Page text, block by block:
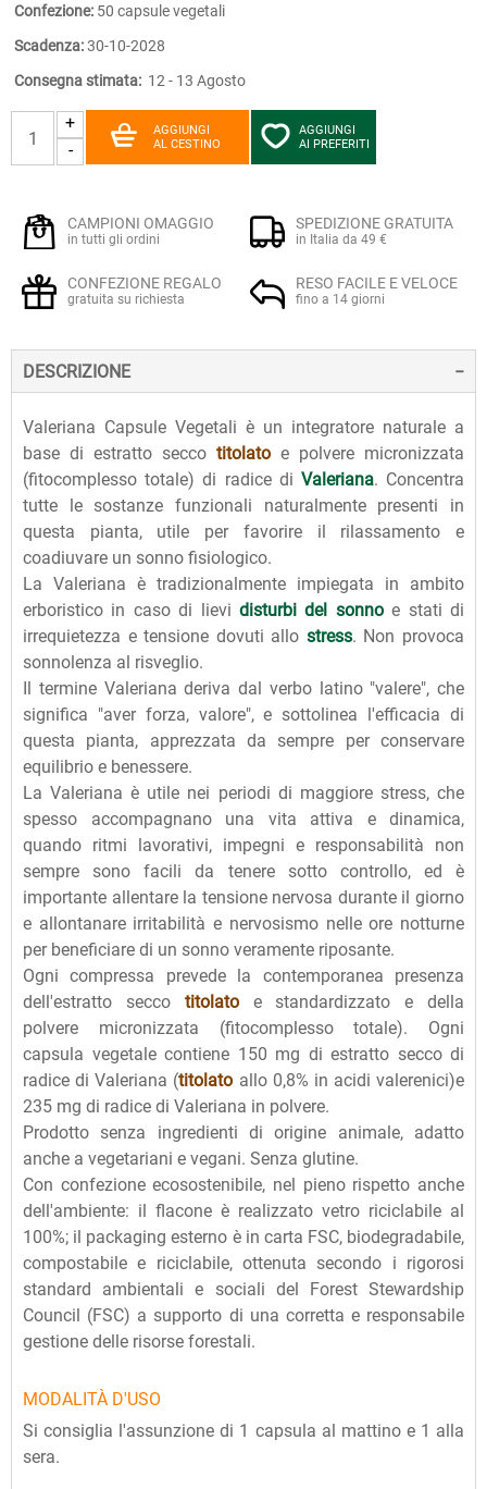
Confezione: 50 capsule vegetali
Scadenza:30-10-2028
Consegna stimata: 12 - 13 Agosto
+
-
AGGIUNGI
AL CESTINO
AGGIUNGI
AI PREFERITI
CAMPIONI OMAGGIO
in tutti gli ordini
SPEDIZIONE GRATUITA
in Italia da 49 €
CONFEZIONE REGALO
gratuita su richiesta
RESO FACILE E VELOCE
fino a 14 giorni
DESCRIZIONE
Valeriana Capsule Vegetali è un integratore naturale a
base di estratto secco titolato e polvere micronizzata
(fitocomplesso totale) di radice di Valeriana. Concentra
tutte le sostanze funzionali naturalmente presenti in
questa pianta, utile per favorire il rilassamento e
coadiuvare un sonno fisiologico.
La Valeriana è tradizionalmente impiegata in ambito
erboristico in caso di lievi disturbi del sonnoe stati di
irrequietezza e tensione dovuti allo stress. Non provoca
sonnolenza al risveglio.
Il termine Valeriana deriva dal verbo latino "valere", che
significa "aver forza, valore", e sottolinea l'efficacia di
questa pianta, apprezzata da sempre per conservare
equilibrio e benessere.
La Valeriana è utile nei periodi di maggiore stress, che
spesso accompagnano una vita attiva e dinamica,
quando ritmi lavorativi, impegni e responsabilità non
sempre sono facili da tenere sotto controllo, ed è
importante allentare la tensione nervosa durante il giorno
e allontanare irritabilità e nervosismo nelle ore notturne
per beneficiare di un sonno veramente riposante.
Ogni compressa prevede la contemporanea presenza
dell'estratto secco titolatoe standardizzato e della
polvere micronizzata (fitocomplesso totale). Ogni
capsula vegetale contiene 150 mg di estratto secco di
radice di Valeriana (titolato allo 0,8% in acidi valerenici)e
235 mg di radice di Valeriana in polvere.
Prodotto senza ingredienti di origine animale, adatto
anche a vegetariani e vegani. Senza glutine.
Con confezione ecosostenibile, nel pieno rispetto anche
dell'ambiente: il flacone è realizzato vetro riciclabile al
100%; il packaging esterno è in carta FSC, biodegradabile,
compostabile e riciclabile, ottenuta secondo i rigorosi
standard ambientali e sociali del Forest Stewardship
Council (FSC) a supporto di una corretta e responsabile
gestione delle risorse forestali.
MODALITÀ D'USO
Si consiglia l'assunzione di 1 capsula al mattino e 1 alla
sera.